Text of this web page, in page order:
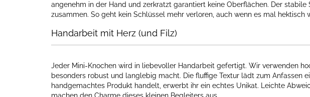
angenehm in der Hand und zerkratzt garantiert keine Oberflächen. Der
zusammen. So geht kein Schlüssel mehr verloren, auch wenn es mal hektisch
Handarbeit mit Herz (und Filz)
Jeder Mini-Knochen wird in liebevoller Handarbeit gefertigt. Wir verwenden
besonders robust und langlebig macht. Die fluffige Textur lädt zum Anfassen
handgemachtes Produkt handelt, erwerbt ihr ein echtes Unikat. Leichte